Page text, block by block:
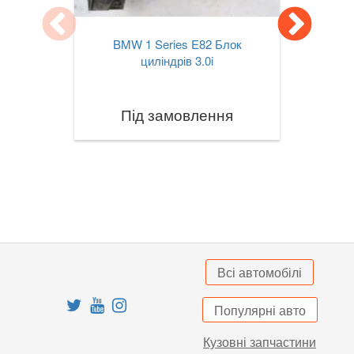
X3M III F97
X5M III F85
BMW 1 Series E82 Блок
циліндрів 3.0i
Під замовлення
Всі автомобілі
Популярні авто
Кузовні запчастини